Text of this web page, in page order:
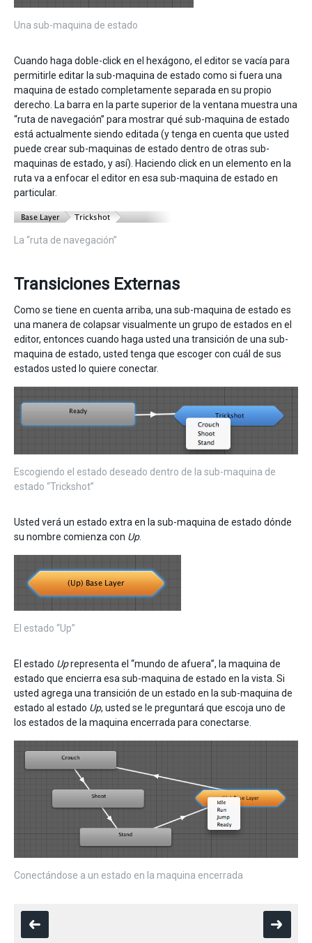
Una sub-maquina de estado
Cuando haga doble-click en el hexágono, el editor se vacía para
permitirle editar la sub-maquina de estado como si fuera una
maquina de estado completamente separada en su propio
derecho. La barra en la parte superior de la ventana muestra una
“ruta de navegación” para mostrar qué sub-maquina de estado
está actualmente siendo editada (y tenga en cuenta que usted
puede crear sub-maquinas de estado dentro de otras sub-
maquinas de estado, y así). Haciendo click en un elemento en la
ruta va a enfocar el editor en esa sub-maquina de estado en
particular.
La “ruta de navegación”
Transiciones Externas
Como se tiene en cuenta arriba, una sub-maquina de estado es
una manera de colapsar visualmente un grupo de estados en el
editor, entonces cuando haga usted una transición de una sub-
maquina de estado, usted tenga que escoger con cuál de sus
estados usted lo quiere conectar.
Escogiendo el estado deseado dentro de la sub-maquina de
estado “Trickshot”
Usted verá un estado extra en la sub-maquina de estado dónde
su nombre comienza con Up.
El estado “Up”
El estado Uprepresenta el “mundo de afuera”, la maquina de
estado que encierra esa sub-maquina de estado en la vista. Si
usted agrega una transición de un estado en la sub-maquina de
estado al estado Up, usted se le preguntará que escoja uno de
los estados de la maquina encerrada para conectarse.
Conectándose a un estado en la maquina encerrada